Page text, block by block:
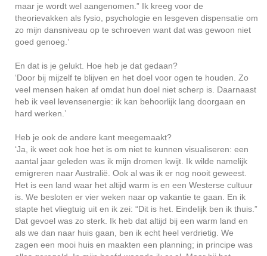
maar je wordt wel aangenomen.” Ik kreeg voor de
theorievakken als fysio, psychologie en lesgeven dispensatie om
zo mijn dansniveau op te schroeven want dat was gewoon niet
goed genoeg.’
En dat is je gelukt. Hoe heb je dat gedaan?
‘Door bij mijzelf te blijven en het doel voor ogen te houden. Zo
veel mensen haken af omdat hun doel niet scherp is. Daarnaast
heb ik veel levensenergie: ik kan behoorlijk lang doorgaan en
hard werken.’
Heb je ook de andere kant meegemaakt?
‘Ja, ik weet ook hoe het is om niet te kunnen visualiseren: een
aantal jaar geleden was ik mijn dromen kwijt. Ik wilde namelijk
emigreren naar Australië. Ook al was ik er nog nooit geweest.
Het is een land waar het altijd warm is en een Westerse cultuur
is. We besloten er vier weken naar op vakantie te gaan. En ik
stapte het vliegtuig uit en ik zei: “Dit is het. Eindelijk ben ik thuis.”
Dat gevoel was zo sterk. Ik heb dat altijd bij een warm land en
als we dan naar huis gaan, ben ik echt heel verdrietig. We
zagen een mooi huis en maakten een planning; in principe was